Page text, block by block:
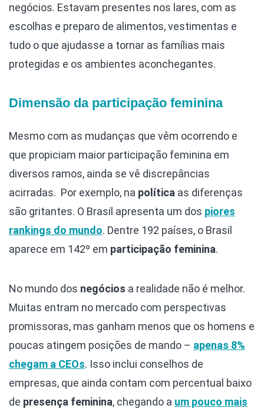
negócios. Estavam presentes nos lares, com as
escolhas e preparo de alimentos, vestimentas e
tudo o que ajudasse a tornar as famílias mais
protegidas e os ambientes aconchegantes.
Dimensão da participação feminina
Mesmo com as mudanças que vêm ocorrendo e
que propiciam maior participação feminina em
diversos ramos, ainda se vê discrepâncias
acirradas. Por exemplo, na política as diferenças
são gritantes. O Brasil apresenta um dos piores
rankings do mundo. Dentre 192 países, o Brasil
aparece em 142º em participação feminina.
No mundo dos negócios a realidade não é melhor.
Muitas entram no mercado com perspectivas
promissoras, mas ganham menos que os homens e
poucas atingem posições de mando – apenas 8%
chegam a CEOs. Isso inclui conselhos de
empresas, que ainda contam com percentual baixo
de presença feminina, chegando a um pouco mais